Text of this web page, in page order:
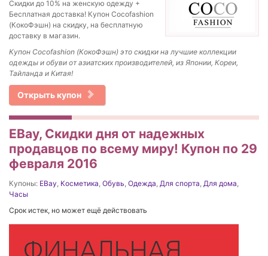
Скидки до 10% на женскую одежду +
Бесплатная доставка! Купон Cocofashion
(КокоФэшн) на скидку, на бесплатную
доставку в магазин.
Купон Cocofashion (КокоФэшн) это скидки на лучшие коллекции
одежды и обуви от азиатских производителей, из Японии, Кореи,
Тайланда и Китая!
Открыть купон
EBay, Скидки дня от надежных
продавцов по всему миру! Купон по 29
февраля 2016
Купоны: EBay, Косметика, Обувь, Одежда, Для спорта, Для дома,
Часы
Срок истек, но может ещё действовать